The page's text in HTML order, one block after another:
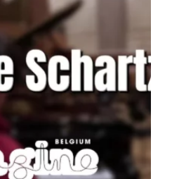
jours pour sauter le pas :
5